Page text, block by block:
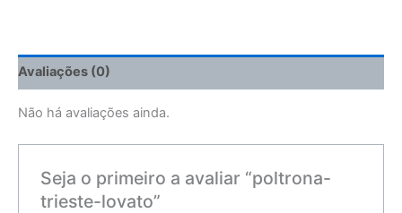
Avaliações (0)
Não há avaliações ainda.
Seja o primeiro a avaliar “poltrona-
trieste-lovato”